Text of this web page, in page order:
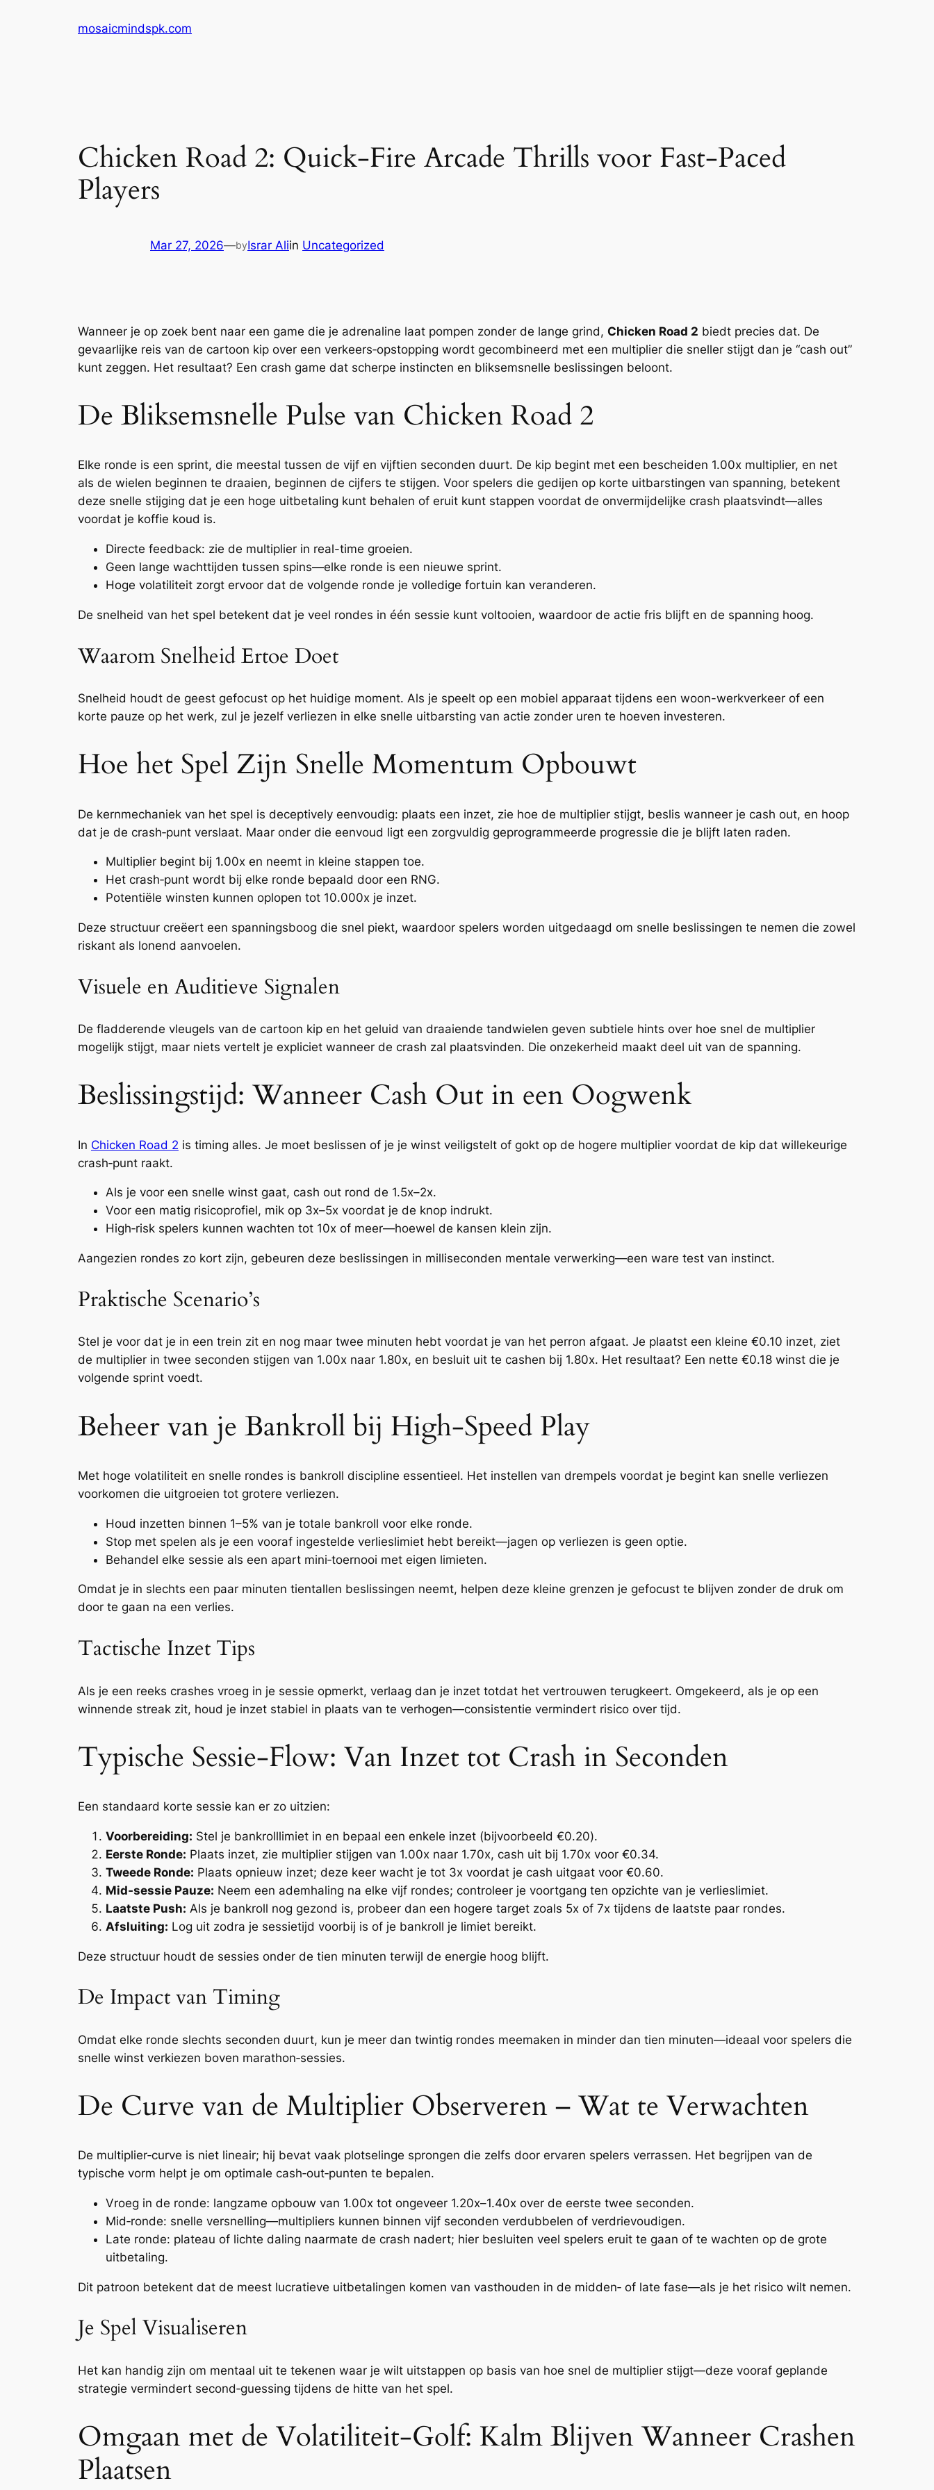
mosaicmindspk.com
Chicken Road 2: Quick‑Fire Arcade Thrills voor Fast‑Paced
Players
Mar 27, 2026—byIsrar Aliin Uncategorized
Wanneer je op zoek bent naar een game die je adrenaline laat pompen zonder de lange grind, Chicken Road 2 biedt precies dat. De
gevaarlijke reis van de cartoon kip over een verkeers‑opstopping wordt gecombineerd met een multiplier die sneller stijgt dan je “cash out”
kunt zeggen. Het resultaat? Een crash game dat scherpe instincten en bliksemsnelle beslissingen beloont.
De Bliksemsnelle Pulse van Chicken Road 2
Elke ronde is een sprint, die meestal tussen de vijf en vijftien seconden duurt. De kip begint met een bescheiden 1.00x multiplier, en net
als de wielen beginnen te draaien, beginnen de cijfers te stijgen. Voor spelers die gedijen op korte uitbarstingen van spanning, betekent
deze snelle stijging dat je een hoge uitbetaling kunt behalen of eruit kunt stappen voordat de onvermijdelijke crash plaatsvindt—alles
voordat je koffie koud is.
Directe feedback: zie de multiplier in real-time groeien.
Geen lange wachttijden tussen spins—elke ronde is een nieuwe sprint.
Hoge volatiliteit zorgt ervoor dat de volgende ronde je volledige fortuin kan veranderen.
De snelheid van het spel betekent dat je veel rondes in één sessie kunt voltooien, waardoor de actie fris blijft en de spanning hoog.
Waarom Snelheid Ertoe Doet
Snelheid houdt de geest gefocust op het huidige moment. Als je speelt op een mobiel apparaat tijdens een woon-werkverkeer of een
korte pauze op het werk, zul je jezelf verliezen in elke snelle uitbarsting van actie zonder uren te hoeven investeren.
Hoe het Spel Zijn Snelle Momentum Opbouwt
De kernmechaniek van het spel is deceptively eenvoudig: plaats een inzet, zie hoe de multiplier stijgt, beslis wanneer je cash out, en hoop
dat je de crash‑punt verslaat. Maar onder die eenvoud ligt een zorgvuldig geprogrammeerde progressie die je blijft laten raden.
Multiplier begint bij 1.00x en neemt in kleine stappen toe.
Het crash‑punt wordt bij elke ronde bepaald door een RNG.
Potentiële winsten kunnen oplopen tot 10.000x je inzet.
Deze structuur creëert een spanningsboog die snel piekt, waardoor spelers worden uitgedaagd om snelle beslissingen te nemen die zowel
riskant als lonend aanvoelen.
Visuele en Auditieve Signalen
De fladderende vleugels van de cartoon kip en het geluid van draaiende tandwielen geven subtiele hints over hoe snel de multiplier
mogelijk stijgt, maar niets vertelt je expliciet wanneer de crash zal plaatsvinden. Die onzekerheid maakt deel uit van de spanning.
Beslissingstijd: Wanneer Cash Out in een Oogwenk
In Chicken Road 2 is timing alles. Je moet beslissen of je je winst veiligstelt of gokt op de hogere multiplier voordat de kip dat willekeurige
crash‑punt raakt.
Als je voor een snelle winst gaat, cash out rond de 1.5x–2x.
Voor een matig risicoprofiel, mik op 3x–5x voordat je de knop indrukt.
High‑risk spelers kunnen wachten tot 10x of meer—hoewel de kansen klein zijn.
Aangezien rondes zo kort zijn, gebeuren deze beslissingen in milliseconden mentale verwerking—een ware test van instinct.
Praktische Scenario’s
Stel je voor dat je in een trein zit en nog maar twee minuten hebt voordat je van het perron afgaat. Je plaatst een kleine €0.10 inzet, ziet
de multiplier in twee seconden stijgen van 1.00x naar 1.80x, en besluit uit te cashen bij 1.80x. Het resultaat? Een nette €0.18 winst die je
volgende sprint voedt.
Beheer van je Bankroll bij High‑Speed Play
Met hoge volatiliteit en snelle rondes is bankroll discipline essentieel. Het instellen van drempels voordat je begint kan snelle verliezen
voorkomen die uitgroeien tot grotere verliezen.
Houd inzetten binnen 1–5% van je totale bankroll voor elke ronde.
Stop met spelen als je een vooraf ingestelde verlieslimiet hebt bereikt—jagen op verliezen is geen optie.
Behandel elke sessie als een apart mini‑toernooi met eigen limieten.
Omdat je in slechts een paar minuten tientallen beslissingen neemt, helpen deze kleine grenzen je gefocust te blijven zonder de druk om
door te gaan na een verlies.
Tactische Inzet Tips
Als je een reeks crashes vroeg in je sessie opmerkt, verlaag dan je inzet totdat het vertrouwen terugkeert. Omgekeerd, als je op een
winnende streak zit, houd je inzet stabiel in plaats van te verhogen—consistentie vermindert risico over tijd.
Typische Sessie‑Flow: Van Inzet tot Crash in Seconden
Een standaard korte sessie kan er zo uitzien:
Voorbereiding: Stel je bankrolllimiet in en bepaal een enkele inzet (bijvoorbeeld €0.20).
Eerste Ronde: Plaats inzet, zie multiplier stijgen van 1.00x naar 1.70x, cash uit bij 1.70x voor €0.34.
Tweede Ronde: Plaats opnieuw inzet; deze keer wacht je tot 3x voordat je cash uitgaat voor €0.60.
Mid‑sessie Pauze: Neem een ademhaling na elke vijf rondes; controleer je voortgang ten opzichte van je verlieslimiet.
Laatste Push: Als je bankroll nog gezond is, probeer dan een hogere target zoals 5x of 7x tijdens de laatste paar rondes.
Afsluiting: Log uit zodra je sessietijd voorbij is of je bankroll je limiet bereikt.
Deze structuur houdt de sessies onder de tien minuten terwijl de energie hoog blijft.
De Impact van Timing
Omdat elke ronde slechts seconden duurt, kun je meer dan twintig rondes meemaken in minder dan tien minuten—ideaal voor spelers die
snelle winst verkiezen boven marathon‑sessies.
De Curve van de Multiplier Observeren – Wat te Verwachten
De multiplier‑curve is niet lineair; hij bevat vaak plotselinge sprongen die zelfs door ervaren spelers verrassen. Het begrijpen van de
typische vorm helpt je om optimale cash‑out‑punten te bepalen.
Vroeg in de ronde: langzame opbouw van 1.00x tot ongeveer 1.20x–1.40x over de eerste twee seconden.
Mid‑ronde: snelle versnelling—multipliers kunnen binnen vijf seconden verdubbelen of verdrievoudigen.
Late ronde: plateau of lichte daling naarmate de crash nadert; hier besluiten veel spelers eruit te gaan of te wachten op de grote
uitbetaling.
Dit patroon betekent dat de meest lucratieve uitbetalingen komen van vasthouden in de midden‑ of late fase—als je het risico wilt nemen.
Je Spel Visualiseren
Het kan handig zijn om mentaal uit te tekenen waar je wilt uitstappen op basis van hoe snel de multiplier stijgt—deze vooraf geplande
strategie vermindert second‑guessing tijdens de hitte van het spel.
Omgaan met de Volatiliteit‑Golf: Kalm Blijven Wanneer Crashen
Plaatsen